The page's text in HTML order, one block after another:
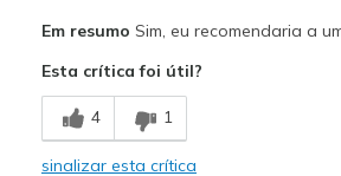
Contras
These are relaxed fit, but run larger than
Em resumo Sim, eu recomendaria a
Esta crítica foi útil?
4 1
sinalizar esta crítica